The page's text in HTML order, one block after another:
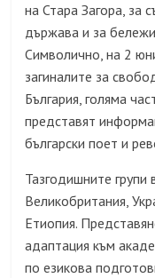
на Стара Загора, за
държава и за
Символично, на 2
загиналите за
България, голяма
представят
български поет и
Тазгодишните
Великобритания,
Етиопия.
адаптация към
по езикова